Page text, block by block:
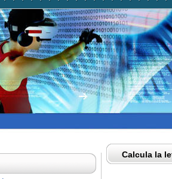
Calcula la